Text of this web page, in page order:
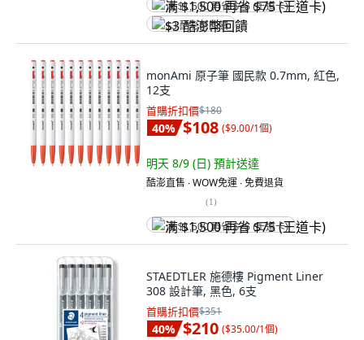
满 $1,500 再省 $75 (王道卡)
$3 酷澎幣回饋
monAmi 原子筆 國民款 0.7mm, 紅色,
12支
首購折扣價$180
40% $108 ($9.00/1個)
明天 8/9 (日) 預計送達
酷澎直售 ∙ WOW免運 ∙ 免費退貨
(1)
满 $1,500 再省 $75 (王道卡)
STAEDTLER 施德樓 Pigment Liner
308 設計筆, 黑色, 6支
首購折扣價$351
40% $210 ($35.00/1個)